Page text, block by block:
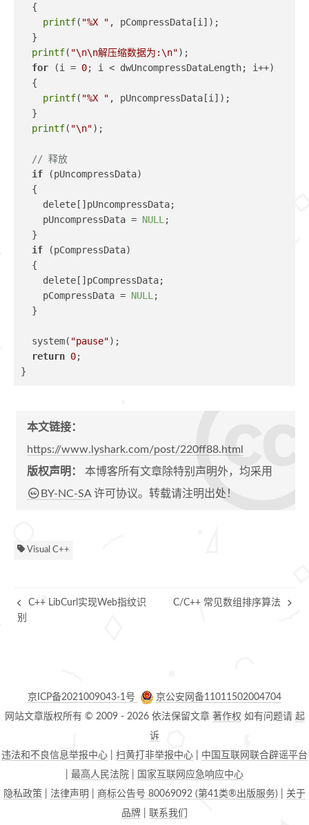
  {
printf( "%X " , pCompressData[i]);
  }
printf( "\n\n解压缩数据为:\n");
for (i = 0; i < dwUncompressDataLength; i++)
  {
printf( "%X " , pUncompressData[i]);
  }
printf( "\n");
// 释放
if (pUncompressData)
  {
    delete[]pUncompressData;
    pUncompressData =
NULL ;
  }
if (pCompressData)
  {
    delete[]pCompressData;
    pCompressData =
NULL ;
  }
  system(
"pause");
return 0;
}
本文链接：
https://www.lyshark.com/post/220ff88.html
版权声明： 本博客所有文章除特别声明外，均采用
BY-NC-SA许可协议。转载请注明出处！
Visual C++
C++ LibCurl实现Web指纹识
别
C/C++ 常见数组排序算法
京ICP备2021009043-1号
京公安网备11011502004704
网站文章版权所有 © 2009 - 2026 依法保留文章 著作权 如有问题请 起
诉
违法和不良信息举报中心
扫黄打非举报中心
中国互联网联合辟谣平台
最高人民法院
国家互联网应急响应中心
隐私政策
法律声明 商标公告号 80069092 (第41类®出版服务)
关于
品牌
联系我们